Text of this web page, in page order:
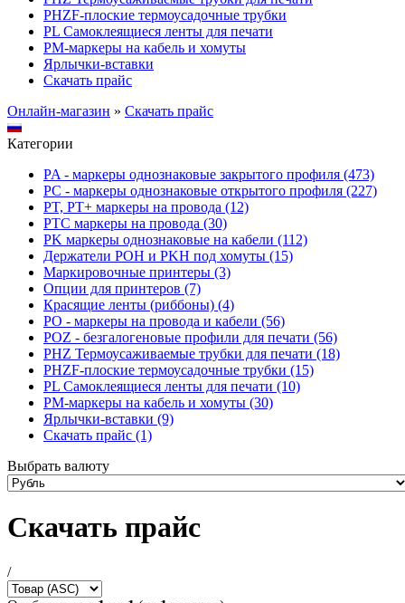
PHZF-плоские термоусадочные трубки
PL Самоклеящиеся ленты для печати
PM-маркеры на кабель и хомуты
Ярлычки-вставки
Скачать прайс
Онлайн-магазин » Скачать прайс
Категории
PA - маркеры однознаковые закрытого профиля (473)
PC - маркеры однознаковые открытого профиля (227)
PT, PT+ маркеры на провода (12)
PTC маркеры на провода (30)
PK маркеры однознаковые на кабели (112)
Держатели POH и PKH под хомуты (15)
Маркировочные принтеры (3)
Опции для принтеров (7)
Красящие ленты (риббоны) (4)
PO - маркеры на провода и кабели (56)
POZ - безгалогеновые профили для печати (56)
PHZ Термоусаживаемые трубки для печати (18)
PHZF-плоские термоусадочные трубки (15)
PL Самоклеящиеся ленты для печати (10)
PM-маркеры на кабель и хомуты (30)
Ярлычки-вставки (9)
Скачать прайс (1)
Выбрать валюту
Скачать прайс
/